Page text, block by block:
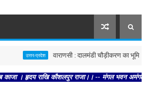
उत्तर-प्रदेश वाराणसी : दालमंडी चौड़ीकरण का भूमि पूजन,
। हृदय राखि कौशलपुर राजा।। -- मंगल भवन अमंगल